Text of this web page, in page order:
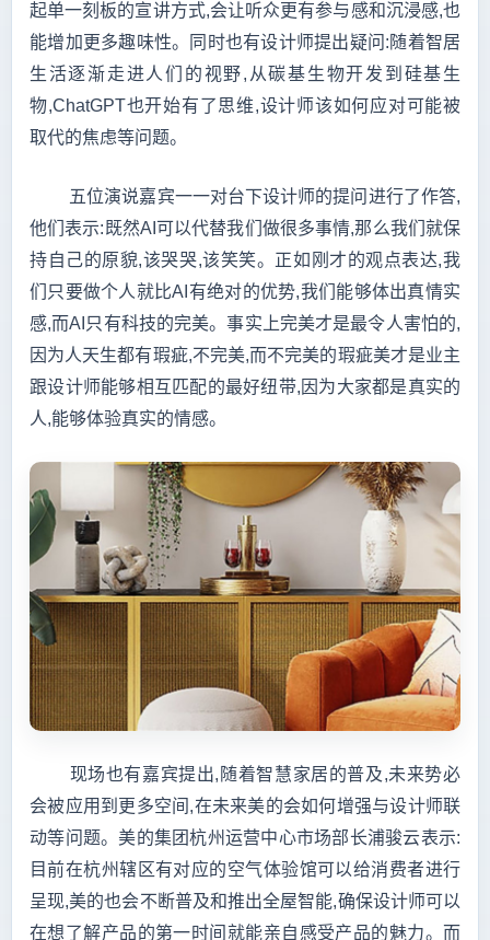
起单一刻板的宣讲方式,会让听众更有参与感和沉浸感,也
能增加更多趣味性。同时也有设计师提出疑问:随着智居
生活逐渐走进人们的视野,从碳基生物开发到硅基生
物,ChatGPT也开始有了思维,设计师该如何应对可能被
取代的焦虑等问题。
五位演说嘉宾一一对台下设计师的提问进行了作答,
他们表示:既然AI可以代替我们做很多事情,那么我们就保
持自己的原貌,该哭哭,该笑笑。正如刚才的观点表达,我
们只要做个人就比AI有绝对的优势,我们能够体出真情实
感,而AI只有科技的完美。事实上完美才是最令人害怕的,
因为人天生都有瑕疵,不完美,而不完美的瑕疵美才是业主
跟设计师能够相互匹配的最好纽带,因为大家都是真实的
人,能够体验真实的情感。
现场也有嘉宾提出,随着智慧家居的普及,未来势必
会被应用到更多空间,在未来美的会如何增强与设计师联
动等问题。美的集团杭州运营中心市场部长浦骏云表示:
目前在杭州辖区有对应的空气体验馆可以给消费者进行
呈现,美的也会不断普及和推出全屋智能,确保设计师可以
在想了解产品的第一时间就能亲自感受产品的魅力。而